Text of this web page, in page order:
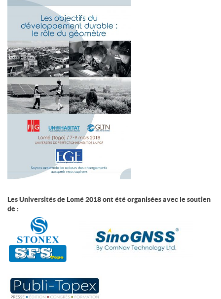
Les Universités de Lomé 2018 ont été organisées avec le soutien
de :